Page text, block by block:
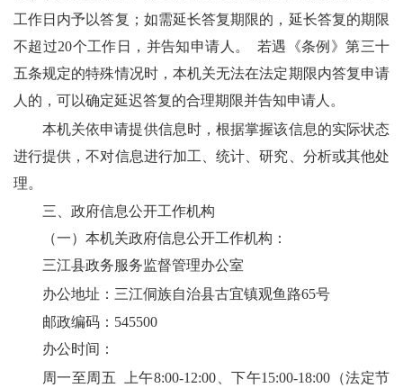
工作日内予以答复；如需延长答复期限的，延长答复的期限
不超过20个工作日，并告知申请人。 若遇《条例》第三十
五条规定的特殊情况时，本机关无法在法定期限内答复申请
人的，可以确定延迟答复的合理期限并告知申请人。
本机关依申请提供信息时，根据掌握该信息的实际状态
进行提供，不对信息进行加工、统计、研究、分析或其他处
理。
三、政府信息公开工作机构
（一） 本机关政府信息公开工作机构 ：
三江县政务服务监督管理办公室
办公地址： 三江侗族自治县古宜镇观鱼路65号
邮政编码：545500
办公时间：
周一至周五 上午8:00-12:00、下午15:00-18:00（法定节